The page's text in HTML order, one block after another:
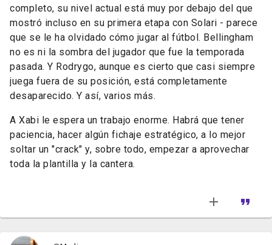
completo, su nivel actual está muy por debajo del que
mostró incluso en su primera etapa con Solari - parece
que se le ha olvidado cómo jugar al fútbol. Bellingham
no es ni la sombra del jugador que fue la temporada
pasada. Y Rodrygo, aunque es cierto que casi siempre
juega fuera de su posición, está completamente
desaparecido. Y así, varios más.
A Xabi le espera un trabajo enorme. Habrá que tener
paciencia, hacer algún fichaje estratégico, a lo mejor
soltar un "crack" y, sobre todo, empezar a aprovechar
toda la plantilla y la cantera.